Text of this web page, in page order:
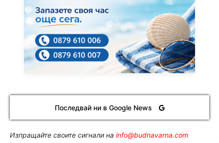
Последвай ни в Google News
Изпращайте своите сигнали на info@budnavarna.com